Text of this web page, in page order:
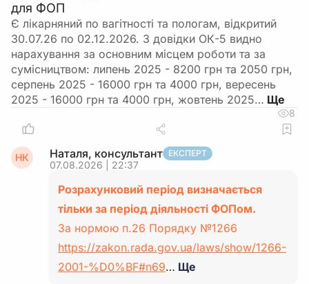
для ФОП
Є лікарняний по вагітності та пологам, відкритий
30.07.26 по 02.12.2026. З довідки ОК-5 видно
нарахування за основним місцем роботи та за
сумісництвом: липень 2025 - 8200 грн та 2050 грн,
серпень 2025 - 16000 грн та 4000 грн, вересень
2025 - 16000 грн та 4000 грн, жовтень 2025…
8
НК Наталя, консультант ЕКСПЕРТ
07.08.2026 | 22:37
Розрахунковий період визначається
тільки за період діяльності ФОПом.
За нормою п.26 Порядку №1266
https://zakon.rada.gov.ua/laws/show/1266-
2001-%D0%BF#n69… Ще